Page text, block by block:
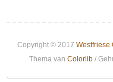
Copyright © 2017 Westfriese
Thema van Colorlib/